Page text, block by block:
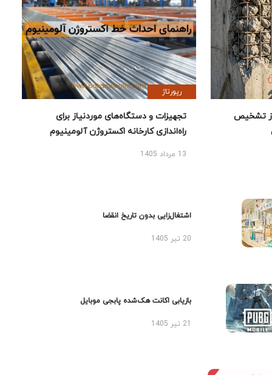
تشخیص
رپورتاژ
تجهیزات و دستگاه‌های موردنیاز برای
راه‌اندازی کارخانه اکستروژن آلومینیوم
13 مرداد 1405
اشتغال‌زایی بدون تاریخ انقضا
20 تیر 1405
بازیابی اکانت هک‌شده پابجی موبایل